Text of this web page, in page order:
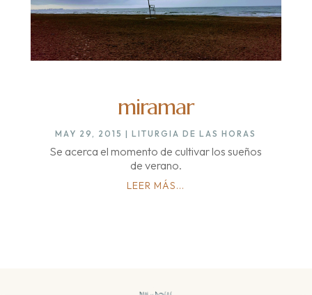
miramar
MAY 29, 2015 |LITURGIA DE LAS HORAS
Se acerca el momento de cultivar los sueños
de verano.
LEER MÁS...